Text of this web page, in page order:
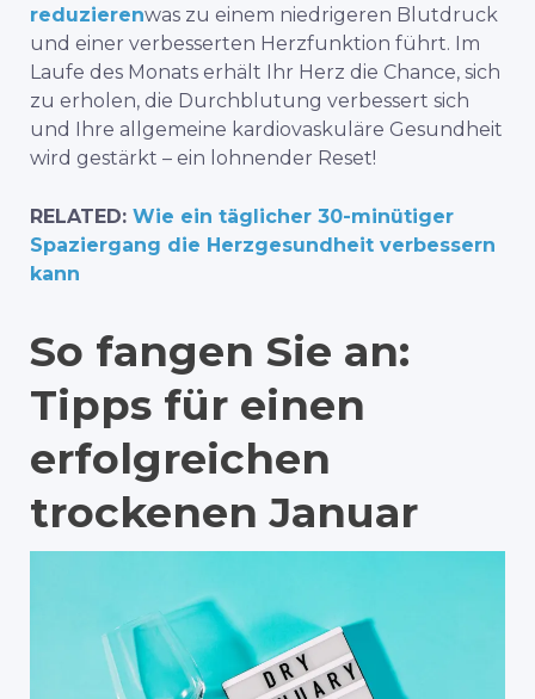
reduzierenwas zu einem niedrigeren Blutdruck
und einer verbesserten Herzfunktion führt. Im
Laufe des Monats erhält Ihr Herz die Chance, sich
zu erholen, die Durchblutung verbessert sich
und Ihre allgemeine kardiovaskuläre Gesundheit
wird gestärkt – ein lohnender Reset!
RELATED: Wie ein täglicher 30-minütiger
Spaziergang die Herzgesundheit verbessern
kann
So fangen Sie an:
Tipps für einen
erfolgreichen
trockenen Januar